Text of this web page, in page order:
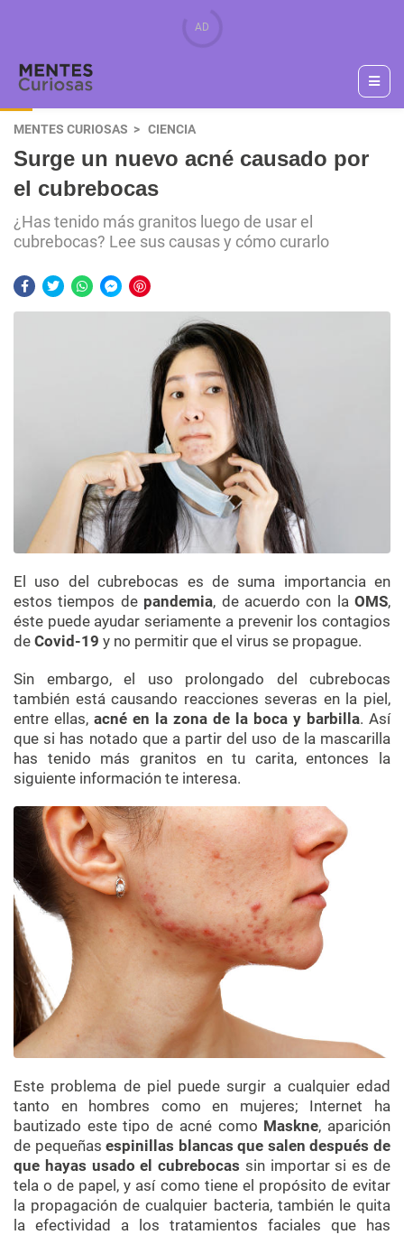
MENTES CURIOSAS CIENCIA
Surge un nuevo acné causado por
el cubrebocas
¿Has tenido más granitos luego de usar el
cubrebocas? Lee sus causas y cómo curarlo
El uso del cubrebocas es de suma importancia en
estos tiempos de pandemia, de acuerdo con la OMS,
éste puede ayudar seriamente a prevenir los contagios
de Covid-19 y no permitir que el virus se propague.
Sin embargo, el uso prolongado del cubrebocas
también está causando reacciones severas en la piel,
entre ellas, acné en la zona de la boca y barbilla. Así
que si has notado que a partir del uso de la mascarilla
has tenido más granitos en tu carita, entonces la
siguiente información te interesa.
Este problema de piel puede surgir a cualquier edad
tanto en hombres como en mujeres; Internet ha
bautizado este tipo de acné como Maskne, aparición
de pequeñasespinillas blancas que salen después de
que hayas usado el cubrebocas sin importar si es de
tela o de papel, y así como tiene el propósito de evitar
la propagación de cualquier bacteria, también le quita
la efectividad a los tratamientos faciales que has